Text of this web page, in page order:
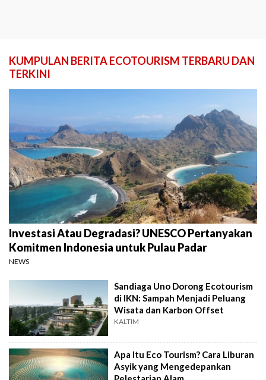
KUMPULAN BERITA ECOTOURISM TERBARU DAN
TERKINI
Investasi Atau Degradasi? UNESCO Pertanyakan
Komitmen Indonesia untuk Pulau Padar
NEWS
Sandiaga Uno Dorong Ecotourism
di IKN: Sampah Menjadi Peluang
Wisata dan Karbon Offset
KALTIM
Apa Itu Eco Tourism? Cara Liburan
Asyik yang Mengedepankan